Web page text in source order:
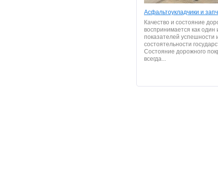
Асфальтоукладчики и
Качество и состояние
воспринимается как один
показателей успешности
состоятельности
Состояние дорожного
всегда...